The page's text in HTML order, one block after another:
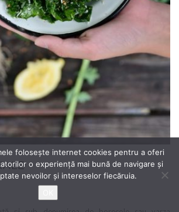
folosește internet cookies pentru a oferi
o experiență mai bună de navigare și
nevoilor și intereselor fiecăruia.